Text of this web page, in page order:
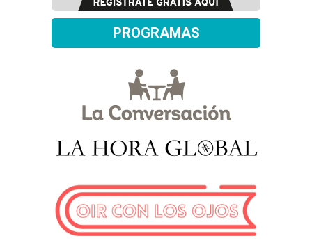
PROGRAMAS